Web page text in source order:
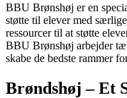
BBU Brønshøj er en
støtte til elever med
ressourcer til at støtte
BBU Brønshøj arbejder
skabe de bedste rammer
Brøndshøj – Et